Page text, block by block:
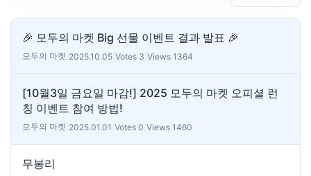
🎉 모두의 마켓 Big 선물 이벤트 결과 발표 🎉
모두의 마켓 2025.10.05 Votes 3 Views 1364
[10월3일 금요일 마감!] 2025 모두의 마켓 오피셜 런
칭 이벤트 참여 방법!
모두의 마켓 2025.01.01 Votes 0 Views 1460
무봉리